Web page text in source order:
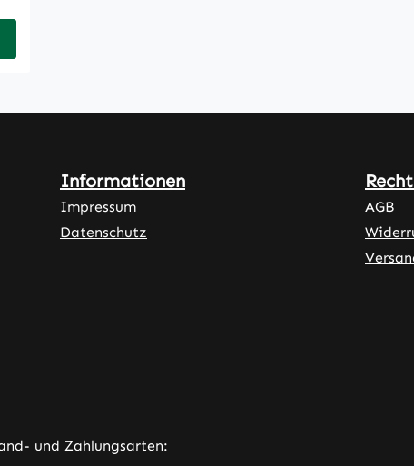
Informationen
Impressum
Datenschutz
AGB
und Zahlungsarten: